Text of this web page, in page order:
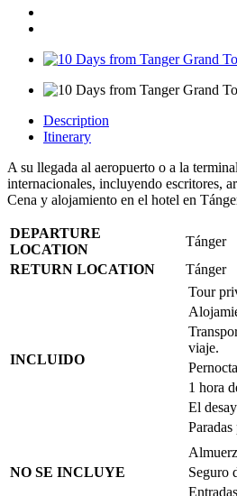
Description
Itinerary
A su llegada al aeropuerto o a la
internacionales, incluyendo escritores,
Cena y alojamiento en el hotel en
DEPARTURE
LOCATION
Tánger
RETURN LOCATION
Tánger
INCLUIDO
Tour
viaje.
1 hora
El
NO SE INCLUYE
Seguro